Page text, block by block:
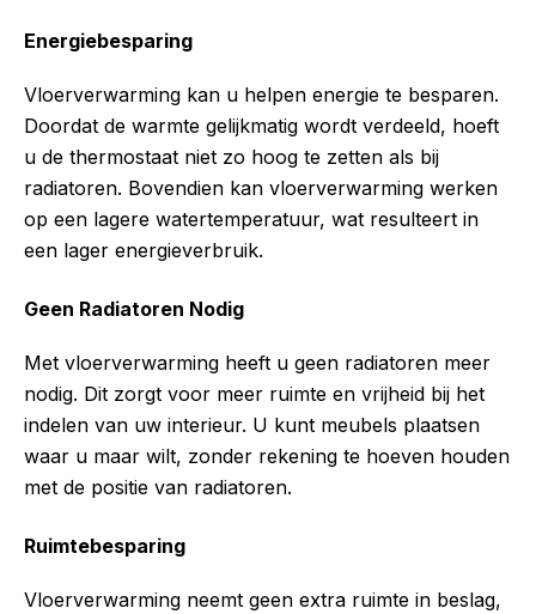
Energiebesparing
Vloerverwarming kan u helpen energie te besparen.
Doordat de warmte gelijkmatig wordt verdeeld, hoeft
u de thermostaat niet zo hoog te zetten als bij
radiatoren. Bovendien kan vloerverwarming werken
op een lagere watertemperatuur, wat resulteert in
een lager energieverbruik.
Geen Radiatoren Nodig
Met vloerverwarming heeft u geen radiatoren meer
nodig. Dit zorgt voor meer ruimte en vrijheid bij het
indelen van uw interieur. U kunt meubels plaatsen
waar u maar wilt, zonder rekening te hoeven houden
met de positie van radiatoren.
Ruimtebesparing
Vloerverwarming neemt geen extra ruimte in beslag,